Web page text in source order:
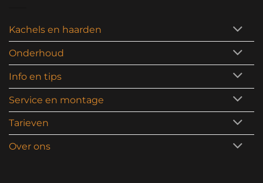
Kachels en haarden
Onderhoud
Info en tips
Service en montage
Tarieven
Over ons